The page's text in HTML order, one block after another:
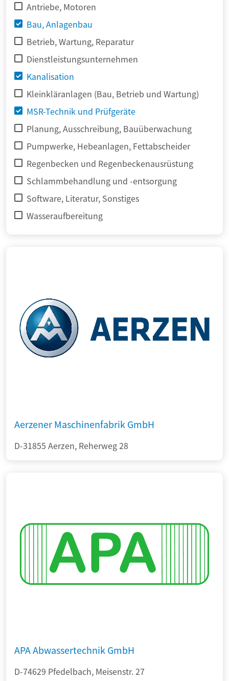
Antriebe, Motoren
Bau, Anlagenbau
Betrieb, Wartung, Reparatur
Dienstleistungsunternehmen
Kanalisation
Kleinkläranlagen (Bau, Betrieb und Wartung)
MSR-Technik und Prüfgeräte
Planung, Ausschreibung, Bauüberwachung
Pumpwerke, Hebeanlagen, Fettabscheider
Regenbecken und Regenbeckenausrüstung
Schlammbehandlung und -entsorgung
Software, Literatur, Sonstiges
Wasseraufbereitung
Aerzener Maschinenfabrik GmbH
D-31855 Aerzen, Reherweg 28
APA Abwassertechnik GmbH
D-74629 Pfedelbach, Meisenstr. 27